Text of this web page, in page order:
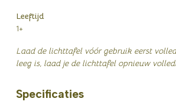
Leeftijd
1+
Laad de lichttafel vóór gebruik eerst
leeg is, laad je de lichttafel opnieuw
Specificaties